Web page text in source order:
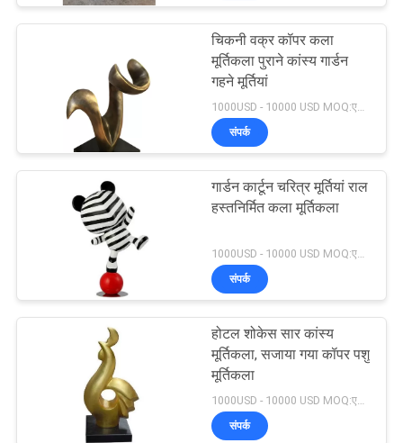
मांगें
साइटमैप
PRIVACY
POLICY
चिकनी वक्र कॉपर कला
मूर्तिकला पुराने कांस्य गार्डन
गहने मूर्तियां
1000USD - 10000 USD MOQ:एक टुकड़ा
संपर्क
गार्डन कार्टून चरित्र मूर्तियां राल
हस्तनिर्मित कला मूर्तिकला
संपर्क
होटल शोकेस सार कांस्य
मूर्तिकला, सजाया गया कॉपर पशु
मूर्तिकला
संपर्क